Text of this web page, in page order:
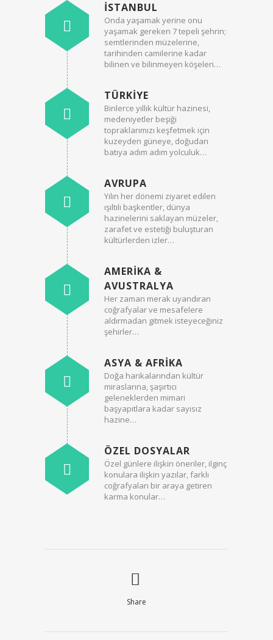
İSTANBUL
Onda yaşamak yerine onu
yaşamak gereken 7 tepeli şehrin;
semtlerinden müzelerine,
tarihinden camilerine kadar
bilinen ve bilinmeyen köşeleri…
TÜRKIYE
Binlerce yıllık kültür hazinesi,
medeniyetler beşiği
topraklarımızı keşfetmek için
kuzeyden güneye, doğudan
batıya adım adım yolculuk…
AVRUPA
Yılın her dönemi ziyaret edilen
ışıltılı başkentler, dünya
hazinelerini saklayan müzeler,
zarafet ve estetiği buluşturan
kültürlerden izler…
AMERIKA &
AVUSTRALYA
Her zaman merak uyandıran
coğrafyalar ve mesafelere
aldırmadan gitmek isteyeceğiniz
şehirler…
ASYA & AFRIKA
Doğa harikalarından kültür
miraslarına, şaşırtıcı
geleneklerden mimari
başyapıtlara kadar sayısız
hazine…
ÖZEL DOSYALAR
Özel günlere ilişkin öneriler, ilginç
konulara ilişkin yazılar, farklı
coğrafyaları bir araya getiren
karma konular…
Share